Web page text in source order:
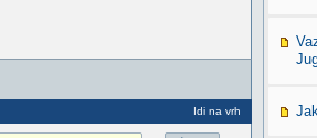
Idi na vrh